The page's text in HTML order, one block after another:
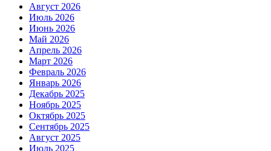
Август 2026
Июль 2026
Июнь 2026
Май 2026
Апрель 2026
Март 2026
Февраль 2026
Январь 2026
Декабрь 2025
Ноябрь 2025
Октябрь 2025
Сентябрь 2025
Август 2025
Июль 2025